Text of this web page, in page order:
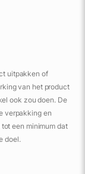
uitpakken of
van het product
ook zou doen. De
verpakking en
een minimum dat
doel.‌